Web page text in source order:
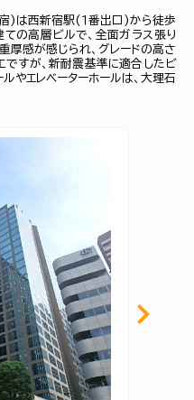
)は西新宿駅(１番出口)から徒歩
の高層ビルで、全面ガラス張り
厚感が感じられ、グレードの高さ
すが、新耐震基準に適合したビ
やエレベーターホールは、大理石